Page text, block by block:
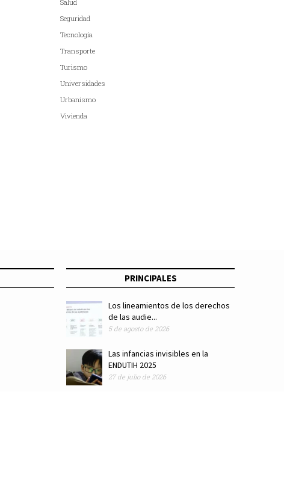
Salud
Seguridad
Tecnología
Transporte
Turismo
Universidades
Urbanismo
Vivienda
PRINCIPALES
Los lineamientos de los derechos
de las audie...
5 de agosto de 2026
Las infancias invisibles en la
ENDUTIH 2025
27 de julio de 2026